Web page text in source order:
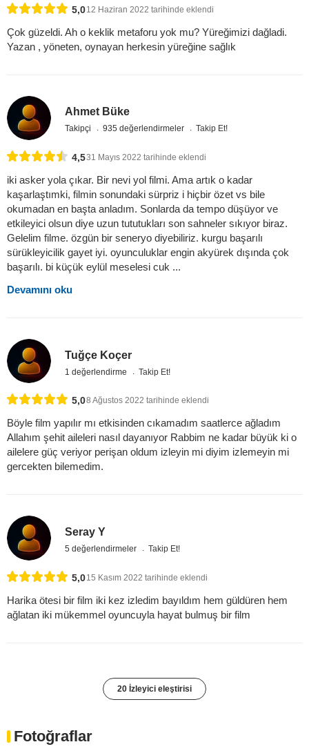
5,012 Haziran 2022 tarihinde eklendi
Çok güzeldi. Ah o keklik metaforu yok mu? Yüreğimizi dağladi.
Yazan , yöneten, oynayan herkesin yüreğine sağlık
Ahmet Büke
Takipçi 935 değerlendirmeler Takip Et!
4,531 Mayıs 2022 tarihinde eklendi
iki asker yola çıkar. Bir nevi yol filmi. Ama artık o kadar
kaşarlaştımki, filmin sonundaki sürpriz i hiçbir özet vs bile
okumadan en başta anladım. Sonlarda da tempo düşüyor ve
etkileyici olsun diye uzun tututukları son sahneler sıkıyor biraz.
Gelelim filme. özgün bir seneryo diyebiliriz. kurgu başarılı
sürükleyicilik gayet iyi. oyunculuklar engin akyürek dışında çok
başarılı. bi küçük eylül meselesi cuk ...
Devamını oku
Tuğçe Koçer
1 değerlendirme Takip Et!
5,08 Ağustos 2022 tarihinde eklendi
Böyle film yapılır mı etkisinden cıkamadım saatlerce ağladım
Allahım şehit aileleri nasıl dayanıyor Rabbim ne kadar büyük ki o
ailelere güç veriyor perişan oldum izleyin mi diyim izlemeyin mi
gercekten bilemedim.
Seray Y
5 değerlendirmeler Takip Et!
5,015 Kasım 2022 tarihinde eklendi
Harika ötesi bir film iki kez izledim bayıldım hem güldüren hem
ağlatan iki mükemmel oyuncuyla hayat bulmuş bir film
20 İzleyici eleştirisi
Fotoğraflar